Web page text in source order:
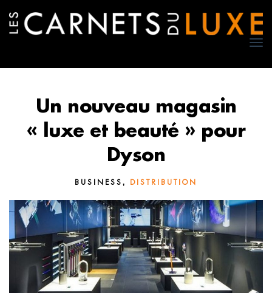
Un nouveau magasin
« luxe et beauté » pour
Dyson
BUSINESS , DISTRIBUTION